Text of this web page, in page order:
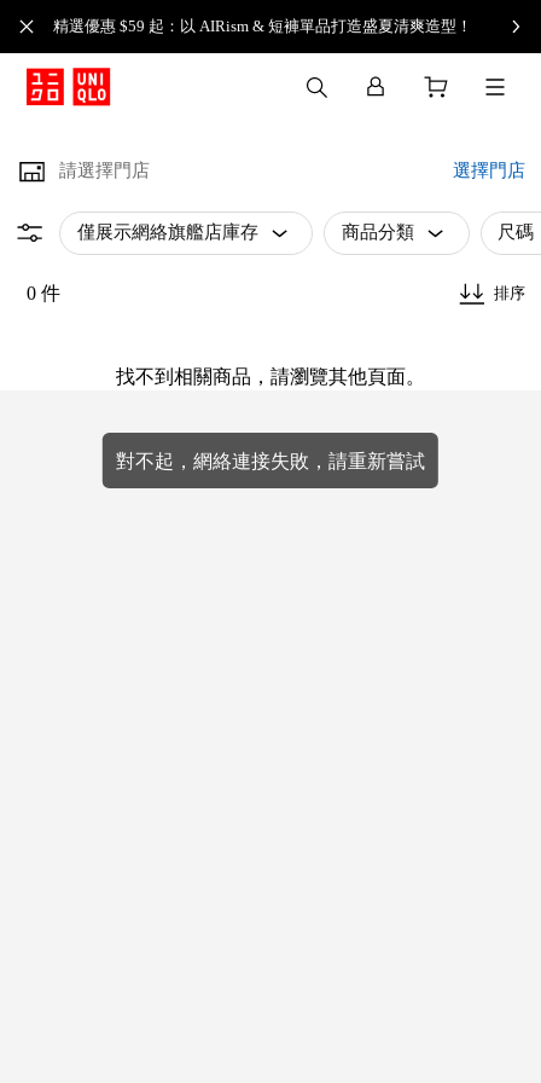
精選優惠 $59 起：以 AIRism & 短褲單品打造盛夏清爽造型！
請選擇門店 選擇門店
僅展示網絡旗艦店庫存 商品分類 尺碼
0 件 排序
找不到相關商品，請瀏覽其他頁面。
對不起，網絡連接失敗，請重新嘗試